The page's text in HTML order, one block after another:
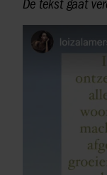
De tekst gaat